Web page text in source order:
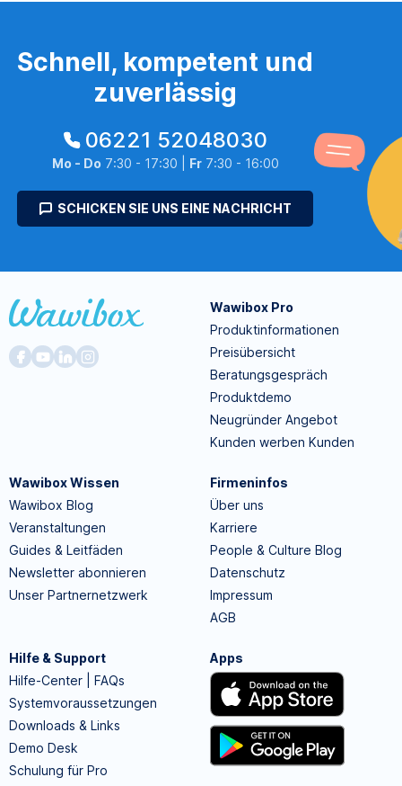
Schnell, kompetent und
zuverlässig
06221 52048030
Mo - Do 7:30 - 17:30 | Fr7:30 - 16:00
SCHICKEN SIE UNS EINE NACHRICHT
Wawibox Pro
Produktinformationen
Preisübersicht
Beratungsgespräch
Produktdemo
Neugründer Angebot
Kunden werben Kunden
Wawibox Wissen
Wawibox Blog
Veranstaltungen
Guides & Leitfäden
Newsletter abonnieren
Unser Partnernetzwerk
Firmeninfos
Über uns
Karriere
People & Culture Blog
Datenschutz
Impressum
AGB
Hilfe & Support
Hilfe-Center | FAQs
Systemvoraussetzungen
Downloads & Links
Demo Desk
Schulung für Pro
Apps